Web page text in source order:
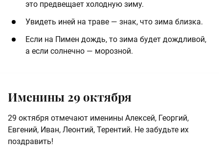
это предвещает холодную зиму.
Увидеть иней на траве — знак, что зима близка.
Если на Пимен дождь, то зима будет дождливой,
а если солнечно — морозной.
Именины 29 октября
29 октября отмечают именины Алексей, Георгий,
Евгений, Иван, Леонтий, Терентий. Не забудьте их
поздравить!